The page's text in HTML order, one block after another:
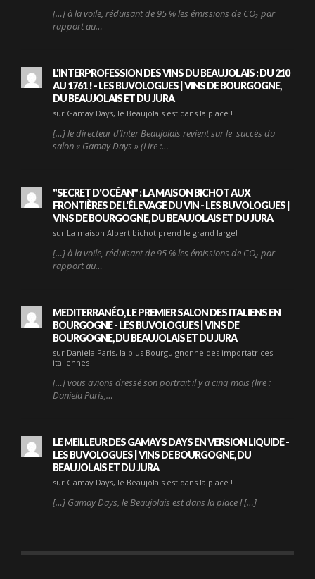
[…] à la voile, réduisant de 95 % les émissions de CO₂ par
rapport au…
L'INTERPROFESSION DES VINS DU BEAUJOLAIS : DU 210
AU 1761 ! - LES BUVOLOGUES | VINS DE BOURGOGNE,
DU BEAUJOLAIS ET DU JURA
sur Gamay Days, le Beaujolais est dans la place !
[…] le directeur d’Inter Beaujolais revient sur le succès du
salon « Gamay Days » (Lire :…
"SECRET D'OCÉAN" : LA MAISON BICHOT AUX
FRONTIÈRES DE L'ÉLEVAGE DU VIN - LES BUVOLOGUES |
VINS DE BOURGOGNE, DU BEAUJOLAIS ET DU JURA
sur La maison Albert bichot prend le grand large!
[…] à la voile, réduisant de 95 % les émissions de CO₂ par
rapport au…
MEDITERRANÉO, LE PREMIER SALON DES ITALIENS EN
BOURGOGNE - LES BUVOLOGUES | VINS DE
BOURGOGNE, DU BEAUJOLAIS ET DU JURA
sur Daniela Paris, la plus Bourguignonne des importatrices
italiennes
[…] vous avions dressé son portrait il y a cinq mois (lire :
Daniela Paris,…
LE MEILLEUR DES GAMAYS DAYS EN VERSION LIQUIDE -
LES BUVOLOGUES | VINS DE BOURGOGNE, DU
BEAUJOLAIS ET DU JURA
sur Gamay Days, le Beaujolais est dans la place !
[…] Gamay Days, le Beaujolais est dans la place ! […]